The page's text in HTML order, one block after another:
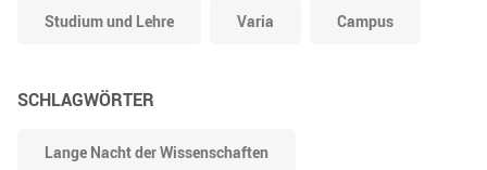
Studium und Lehre Varia Campus
SCHLAGWÖRTER
Lange Nacht der Wissenschaften